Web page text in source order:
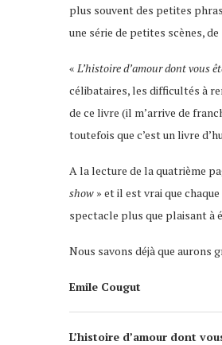
plus souvent des petites
une série de petites scènes,
« L’histoire d’amour dont vous
célibataires, les difficultés à
de ce livre (il m’arrive de
toutefois que c’est un livre
A la lecture de la quatrième
show » et il est vrai que
spectacle plus que plaisant à
Nous savons déjà que aurons
Emile Cougut
L’histoire d’amour dont